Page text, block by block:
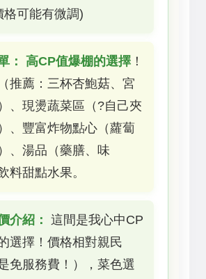
格可能有微調)
： 高CP值爆棚的選擇 ！
推薦：三杯杏鮑菇、宮
、現燙蔬菜區（?自己夾
、豐富炸物點心（蘿蔔
、湯品（藥膳、味
料甜點水果。
介紹： 這間是我心中CP
選擇！價格相對親民
免服務費！），菜色選